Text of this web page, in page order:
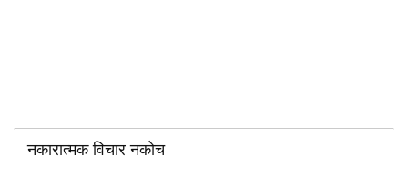
नकारात्मक विचार नकोच